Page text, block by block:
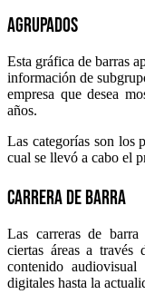
Agrupados
Esta gráfica de barras
información de
empresa que desea
años.
Las categorías son los
cual se llevó a cabo el
Carrera de barra
Las carreras de
ciertas áreas a
contenido
digitales hasta la